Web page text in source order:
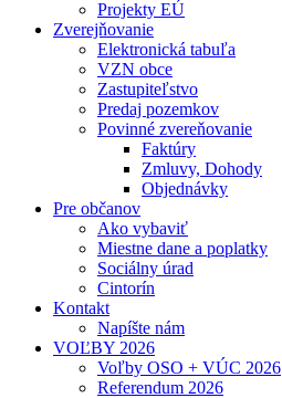
Projekty EÚ
Zverejňovanie
Elektronická tabuľa
VZN obce
Zastupiteľstvo
Predaj pozemkov
Povinné zvereňovanie
Faktúry
Zmluvy, Dohody
Objednávky
Pre občanov
Ako vybaviť
Miestne dane a poplatky
Sociálny úrad
Cintorín
Kontakt
Napíšte nám
VOĽBY 2026
Voľby OSO + VÚC 2026
Referendum 2026